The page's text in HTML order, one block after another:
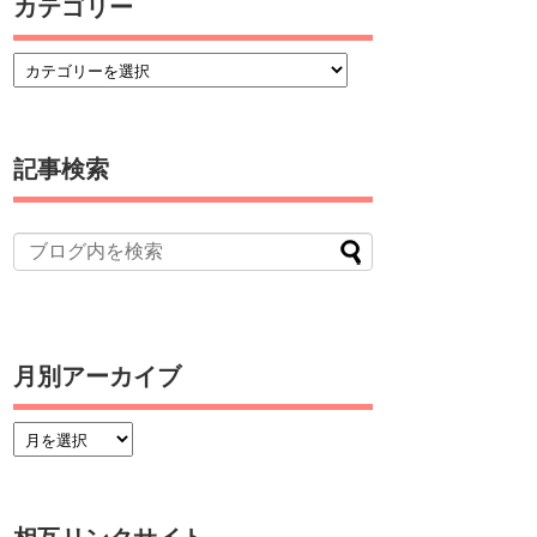
カテゴリー
記事検索
月別アーカイブ